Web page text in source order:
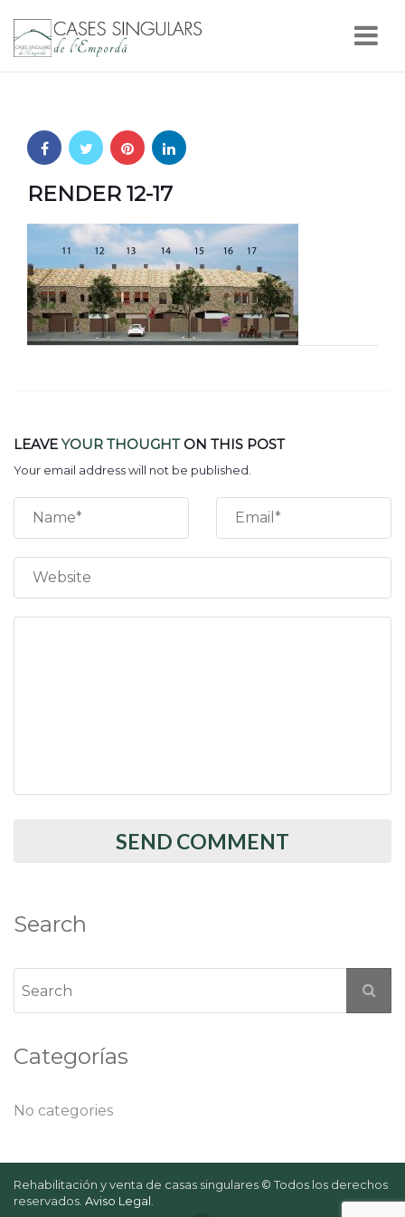
RENDER 12-17
LEAVEYOUR THOUGHTON THIS POST
Your email address will not be published.
Search
Categorías
No categories
Rehabilitación y venta de casas singulares © Todos los derechos
reservados. Aviso Legal